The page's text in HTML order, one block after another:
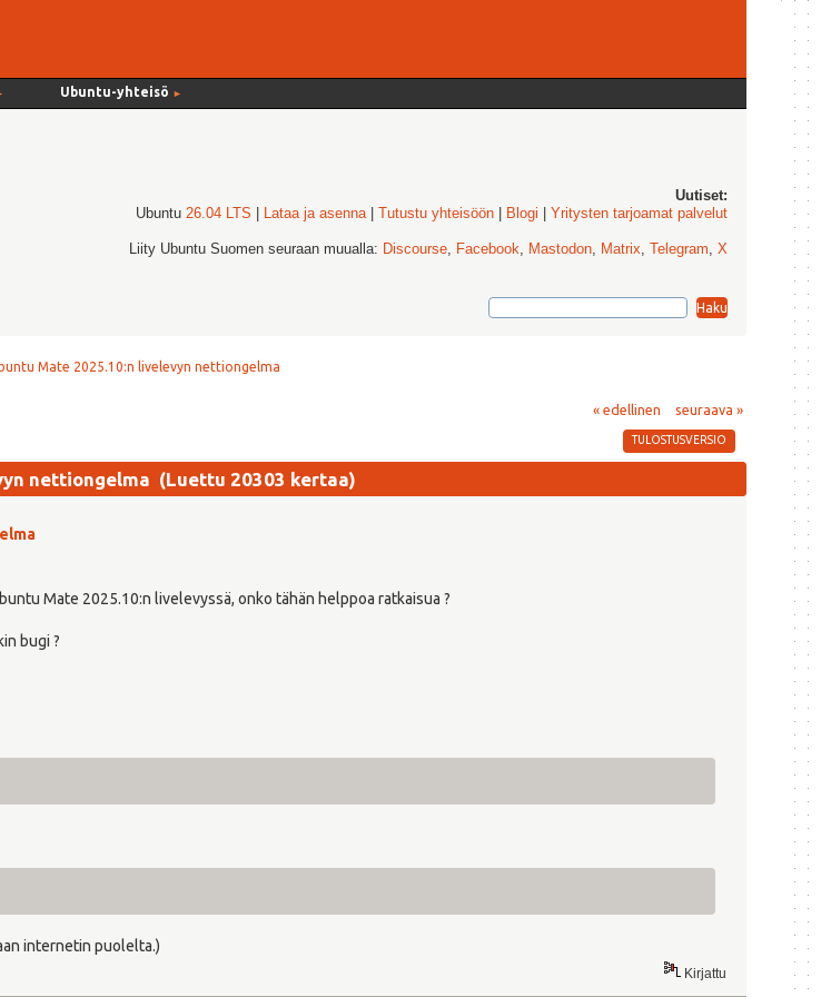
Ubuntu-yhteisö ►
Uutiset:
Ubuntu26.04 LTS Lataa ja asenna|Tutustu yhteisöön Blogi |Yritysten tarjoamat palvelut
Liity Ubuntu Suomen seuraan muualla: Discourse, Facebook, Mastodon, Matrix,Telegram,X
Mate 2025.10:n livelevyn nettiongelma
« edellinen seuraava »
TULOSTUSVERSIO
nettiongelma (Luettu 20303 kertaa)
Mate 2025.10:n livelevyssä, onko tähän helppoa ratkaisua ?
bugi ?
internetin puolelta.)
Kirjattu